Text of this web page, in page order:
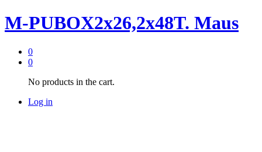
M-PUBOX2x26,2x48T. Maus
0
0
No products in the cart.
Log in